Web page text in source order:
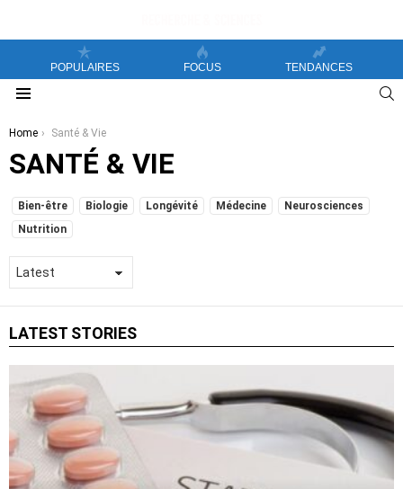
POPULAIRES FOCUS TENDANCES
You are here:
Home Santé & Vie
SANTÉ & VIE
SUBTERMS
Bien-être Biologie Longévité Médecine
Neurosciences
Nutrition
LATEST STORIES